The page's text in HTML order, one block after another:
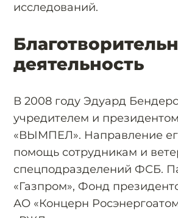
исследований.
деятельность
В 2008 году Эдуард
учредителем и
«ВЫМПЕЛ». Направление
помощь сотрудникам и
спецподразделений ФСБ.
«Газпром», Фонд
АО «Концерн